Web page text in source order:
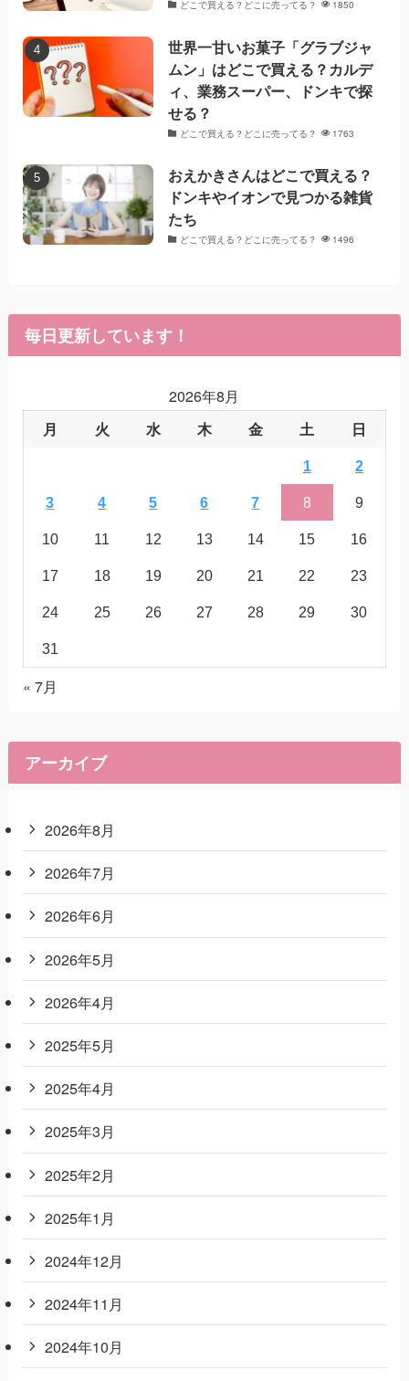
どこで買える？どこに売ってる？ 1850
世界一甘いお菓子「グラブジャ
ムン」はどこで買える？カルデ
ィ、業務スーパー、ドンキで探
せる？
どこで買える？どこに売ってる？ 1763
おえかきさんはどこで買える？
ドンキやイオンで見つかる雑貨
たち
どこで買える？どこに売ってる？ 1496
毎日更新しています！
2026年8月
月 火 水 木 金 土 日
1 2
3 4 5 6 7 8 9
10 11 12 13 14 15 16
17 18 19 20 21 22 23
24 25 26 27 28 29 30
31
« 7月
アーカイブ
2026年8月
2026年7月
2026年6月
2026年5月
2026年4月
2025年5月
2025年4月
2025年3月
2025年2月
2025年1月
2024年12月
2024年11月
2024年10月